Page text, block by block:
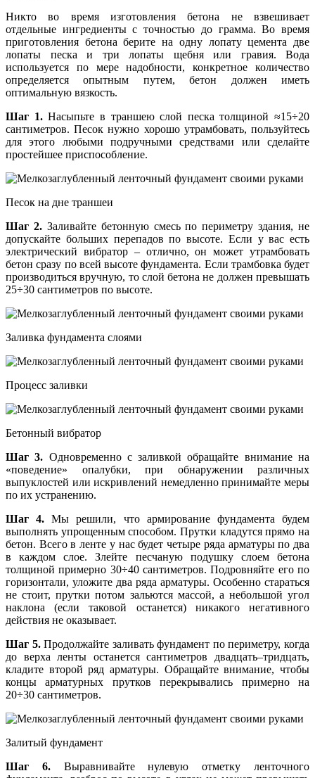
Никто во время изготовления бетона не взвешивает
отдельные ингредиенты с точностью до грамма. Во время
приготовления бетона берите на одну лопату цемента две
лопаты песка и три лопаты щебня или гравия. Вода
используется по мере надобности, конкретное количество
определяется опытным путем, бетон должен иметь
оптимальную вязкость.
Шаг 1.Насыпьте в траншею слой песка толщиной ≈15÷20
сантиметров. Песок нужно хорошо утрамбовать, пользуйтесь
для этого любыми подручными средствами или сделайте
простейшее приспособление.
Песок на дне траншеи
Шаг 2.Заливайте бетонную смесь по периметру здания, не
допускайте больших перепадов по высоте. Если у вас есть
электрический вибратор – отлично, он может утрамбовать
бетон сразу по всей высоте фундамента. Если трамбовка будет
производиться вручную, то слой бетона не должен превышать
25÷30 сантиметров по высоте.
Заливка фундамента слоями
Процесс заливки
Бетонный вибратор
Шаг 3. Одновременно с заливкой обращайте внимание на
«поведение» опалубки, при обнаружении различных
выпуклостей или искривлений немедленно принимайте меры
по их устранению.
Шаг 4. Мы решили, что армирование фундамента будем
выполнять упрощенным способом. Прутки кладутся прямо на
бетон. Всего в ленте у нас будет четыре ряда арматуры по два
в каждом слое. Злейте песчаную подушку слоем бетона
толщиной примерно 30÷40 сантиметров. Подровняйте его по
горизонтали, уложите два ряда арматуры. Особенно стараться
не стоит, прутки потом зальются массой, а небольшой угол
наклона (если таковой останется) никакого негативного
действия не оказывает.
Шаг 5.Продолжайте заливать фундамент по периметру, когда
до верха ленты останется сантиметров двадцать–тридцать,
кладите второй ряд арматуры. Обращайте внимание, чтобы
концы арматурных прутков перекрывались примерно на
20÷30 сантиметров.
Залитый фундамент
Шаг 6.Выравнивайте нулевую отметку ленточного